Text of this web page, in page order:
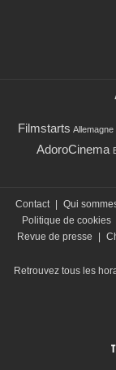
Filmstarts Allemagne
AdoroCinema
Contact | Qui
Politique de cookies
Revue de presse
|
Retrouvez tous les